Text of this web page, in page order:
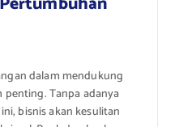
dalam mendukung
Tanpa adanya
bisnis akan kesulitan